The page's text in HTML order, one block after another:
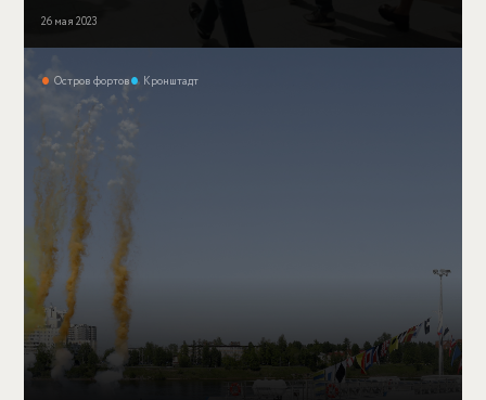
26 мая 2023
Остров фортов Кронштадт